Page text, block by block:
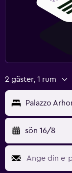
Bäddsoffa
Hälsa och
Daglig städning
Förstahjälpenlåda
Kassaskåp
Familjevänligt
2 gäster, 1 rum
Palazzo
sön 16/8